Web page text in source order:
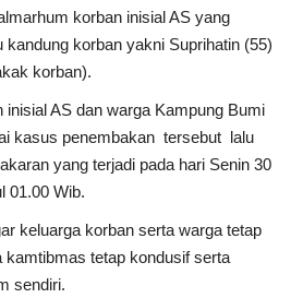
korban inisial AS yang
kandung korban yakni Suprihatin (55)
korban).
inisial AS dan warga Kampung Bumi
kasus penembakan tersebut lalu
yang terjadi pada hari Senin 30
01.00 Wib.
keluarga korban serta warga tetap
kamtibmas tetap kondusif serta
sendiri.